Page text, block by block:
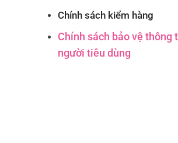
Chính sách kiểm hàng
Chính sách bảo vệ thông
người tiêu dùng